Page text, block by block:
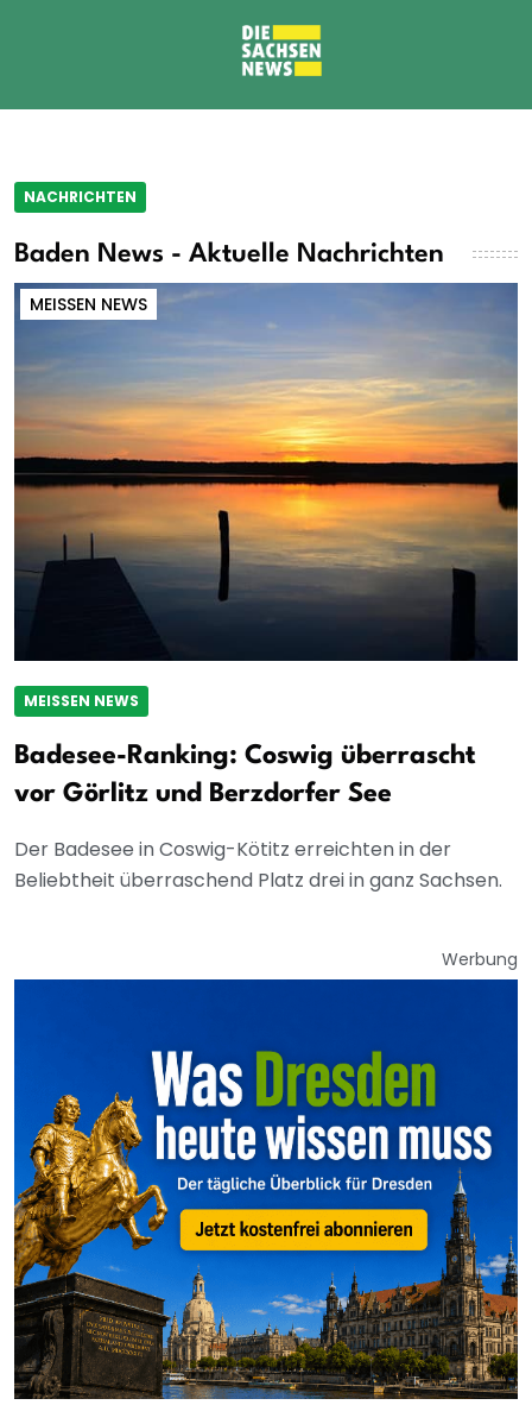
NACHRICHTEN
Baden News - Aktuelle Nachrichten
MEISSEN NEWS
MEISSEN NEWS
Badesee-Ranking: Coswig überrascht
vor Görlitz und Berzdorfer See
Der Badesee in Coswig-Kötitz erreichten in der
Beliebtheit überraschend Platz drei in ganz Sachsen.
Werbung